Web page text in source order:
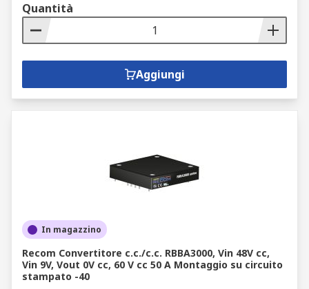
Quantità
Aggiungi
In magazzino
Recom Convertitore c.c./c.c. RBBA3000, Vin 48V cc,
Vin 9V, Vout 0V cc, 60 V cc 50 A Montaggio su circuito
stampato -40